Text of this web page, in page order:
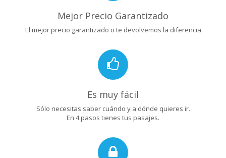
Mejor Precio Garantizado
El mejor precio garantizado o te devolvemos la diferencia
Es muy fácil
Sólo necesitas saber cuándo y a dónde quieres ir.
En 4 pasos tienes tus pasajes.